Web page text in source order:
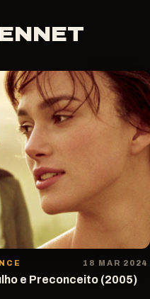
18 MAR 2024
e Preconceito (2005)